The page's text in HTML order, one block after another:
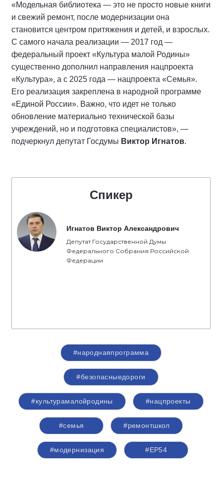
«Модельная библиотека — это не просто новые книги
и свежий ремонт, после модернизации она
становится центром притяжения и детей, и взрослых.
С самого начала реализации — 2017 год —
федеральный проект «Культура малой Родины»
существенно дополнил направления нацпроекта
«Культура», а с 2025 года — нацпроекта «Семья».
Его реализация закреплена в народной программе
«Единой России». Важно, что идет не только
обновление материально технической базы
учреждений, но и подготовка специалистов», —
подчеркнул депутат Госдумы Виктор Игнатов.
Спикер
Игнатов Виктор Александрович
Депутат Государственной Думы
Федерального Собрания Российской
Федерации
#народнаяпрограмма
#безопасныедороги
#культурамалойродины #нацпроекты
#семья #ремонтшкол
#модернизация #ЕР54